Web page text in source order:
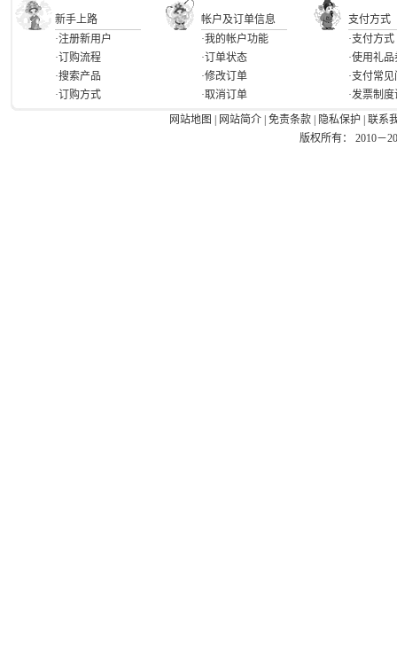
新手上路 帐户及订单信息
支付方式
·注册新用户
·订购流程
·搜索产品
·订购方式
·我的帐户功能
·订单状态
·修改订单
·取消订单
·支付方式
·使用礼品
·支付常
·发票制
网站地图
网站简介 免责条款 隐私保护
联系
版权所有： 2010－